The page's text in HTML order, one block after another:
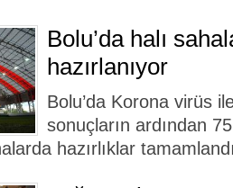
Bolu’da halı
hazırlanıyor
Bolu’da Korona virüs
sonuçların ardından
hazırlıklar